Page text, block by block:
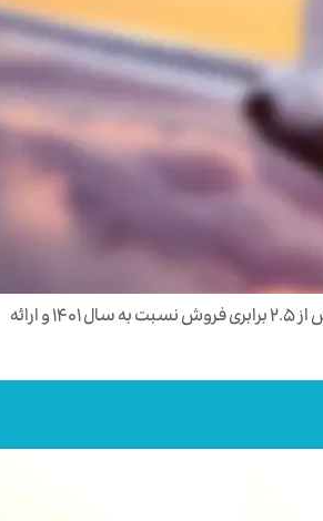
سال ۱۴۰۳ برای فلای‌تودی، سالی پر از دستاوردهای بزرگ و گام‌های بلند بود؛ از بهبود کیفیت خدمات و تکمیل سبد سفر، تا افزایش بیش از ۲.۵ برابری فروش نسبت به سال 1401 و ارائه